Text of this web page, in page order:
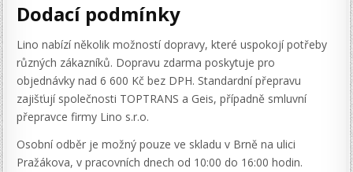
Dodací podmínky
Lino nabízí několik možností dopravy, které uspokojí potřeby
různých zákazníků. Dopravu zdarma poskytuje pro
objednávky nad 6 600 Kč bez DPH. Standardní přepravu
zajišťují společnosti TOPTRANS a Geis, případně smluvní
přepravce firmy Lino s.r.o.
Osobní odběr je možný pouze ve skladu v Brně na ulici
Pražákova, v pracovních dnech od 10:00 do 16:00 hodin.